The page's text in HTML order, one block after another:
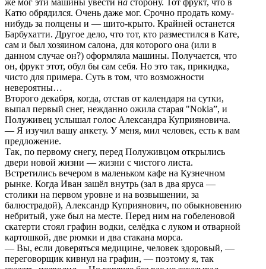
Катю обрядился. Очень даже мог. Срочно продать кому-
нибудь за полцены и — шито-крыто. Крайней останется
Барбухатти. Другое дело, что тот, кто разместился в Кате,
сам и был хозяином салона, для которого она (или в
данном случае он?) оформляла машины. Получается, что
он, фрукт этот, обул бы сам себя. Но это так, прикидка,
чисто для примера. Суть в том, что возможности
невероятны…
Второго декабря, когда, отстав от календаря на сутки,
выпал первый снег, нежданно ожила старая "Nokia”, и
Полуживец услышал голос Александра Куприяновича.
— Я изучил вашу анкету. У меня, мил человек, есть к вам
предложение.
Так, по первому снегу, перед Полуживцом открылись
двери новой жизни — жизни с чистого листа.
Встретились вечером в маленьком кафе на Кузнечном
рынке. Когда Иван зашёл внутрь (зал в два яруса —
столики на первом уровне и на возвышении, за
балюстрадой), Александр Куприянович, по обыкновению
небритый, уже был на месте. Перед ним на гобеленовой
скатерти стоял графин водки, селёдка с луком и отварной
картошкой, две рюмки и два стакана морса.
— Вы, если доверяться медицине, человек здоровый, —
переговорщик кивнул на графин, — поэтому я, так